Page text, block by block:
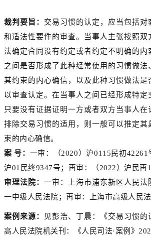
裁判要旨： 交易习惯的认定，应当包括
和适法性要件的审查。当事人主张按照双
法确定合同没有约定或者约定不明确的内
之间是否形成了此种经常使用的习惯做法
其约束的内心确信，以及此种习惯做法是
以审查认定。在当事人之间已经形成特定
只要没有证据证明一方或者双方当事人在
排除交易习惯的适用，则一般可以推定其
束的内心确信。
案 号： 一审：（2020）沪0115民初42261
沪01民终9347号；再审：（2022）沪民再
审理法院：一审：上海市浦东新区人民法
一中级人民法院；再审：上海市高级人民
案例来源：
见彭浩、丁晨：《交易习惯
高人民法院机关刊：《人民司法·案例》